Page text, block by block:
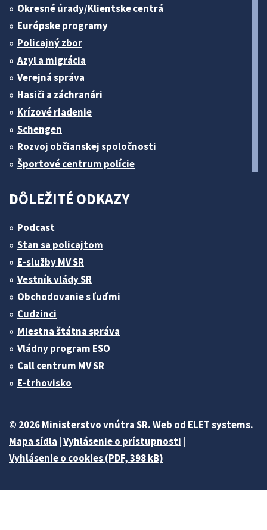
Okresné úrady/Klientske centrá
Európske programy
Policajný zbor
Azyl a migrácia
Verejná správa
Hasiči a záchranári
Krízové riadenie
Schengen
Rozvoj občianskej spoločnosti
Športové centrum polície
DÔLEŽITÉ ODKAZY
Podcast
Stan sa policajtom
E-služby MV SR
Vestník vlády SR
Obchodovanie s ľuďmi
Cudzinci
Miestna štátna správa
Vládny program ESO
Call centrum MV SR
E-trhovisko
© 2026 Ministerstvo vnútra SR. Web od ELET systems.
Mapa sídla Vyhlásenie o prístupnosti
Vyhlásenie o cookies (PDF, 398 kB)